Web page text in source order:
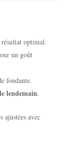
optimal.
un goût
fondante.
lendemain.
avec